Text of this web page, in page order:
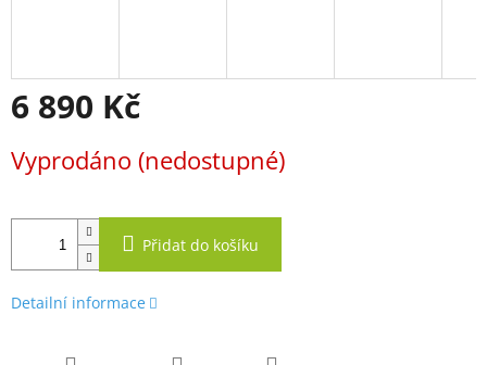
6 890 Kč
cena:
Vyprodáno (nedostupné)
Přidat do košíku
Detailní informace